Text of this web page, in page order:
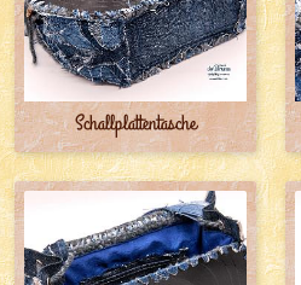
Schallplattentasche